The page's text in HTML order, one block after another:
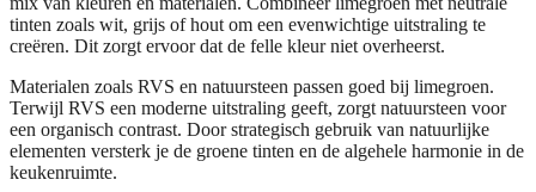
tinten zoals wit, grijs of hout om een evenwichtige uitstraling te
creëren. Dit zorgt ervoor dat de felle kleur niet overheerst.
Materialen zoals RVS en natuursteen passen goed bij limegroen.
Terwijl RVS een moderne uitstraling geeft, zorgt natuursteen voor
een organisch contrast. Door strategisch gebruik van natuurlijke
elementen versterk je de groene tinten en de algehele harmonie in de
keukenruimte.